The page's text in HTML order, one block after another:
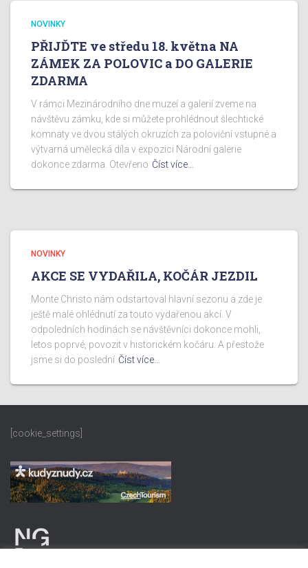
NOVINKY
PŘIJĎTE ve středu 18. května NA
ZÁMEK ZA POLOVIC a DO GALERIE
ZDARMA
V rámci Mezinárodního dne muzeí a galerií zveme na
návštěvu zámku, kde si můžete prohlédnout šlechtické
komnaty ve dvou stálých okruzích za poloviční vstupné a
výtvarná umělecká díla v expozici Národní galerie
dokonce zdarma. Otevřeno Číst více…
NOVINKY
AKCE SE VYDAŘILA, KOČÁR JEZDIL
Monte Christo nám odstartoval hlavní sezonu a zde je
ještě malé ohlédnutí za touto vydařenou akcí. V
odpoledních hodinách se návštěvníci dokonce mohli,
letos poprvé, povozit v historickém kočáru. A přestože
jsme si do poslední Číst více…
[cookie_settings]